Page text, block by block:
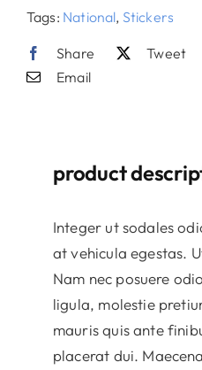
quantity
Tags: National, Stickers
Share Tweet
Email
product
Integer ut sodales
at vehicula egestas.
Nam nec posuere
ligula, molestie
mauris quis ante
placerat dui.